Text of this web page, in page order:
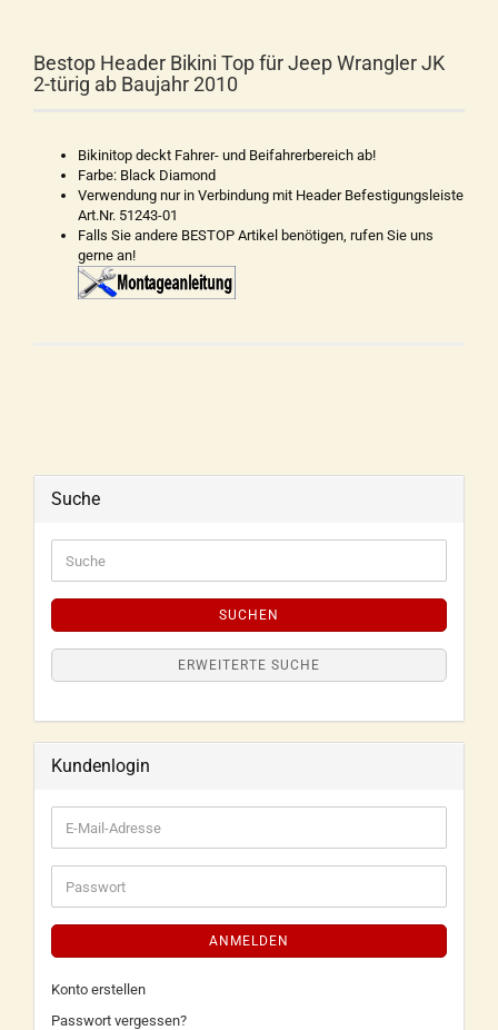
Bestop Header Bikini Top für Jeep Wrangler JK
2-türig ab Baujahr 2010
Bikinitop deckt Fahrer- und Beifahrerbereich ab!
Farbe: Black Diamond
Verwendung nur in Verbindung mit Header Befestigungsleiste
Art.Nr. 51243-01
Falls Sie andere BESTOP Artikel benötigen, rufen Sie uns
gerne an!
Suche
SUCHEN
ERWEITERTE SUCHE
Kundenlogin
ANMELDEN
Konto erstellen
Passwort vergessen?